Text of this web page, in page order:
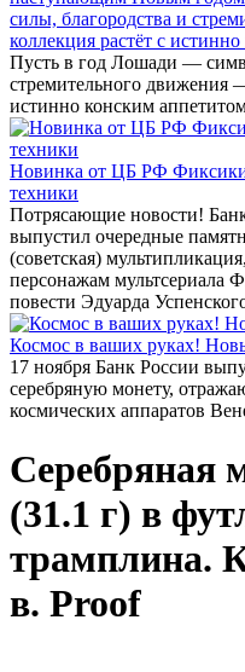
силы, благородства и
коллекция растёт с
Пусть в год Лошади —
стремительного движения
истинно конским
Новинка от ЦБ РФ Фиксики
техники
Потрясающие новости!
выпустил очередные
(советская)
персонажам мультсериала
повести Эдуарда
Космос в ваших руках!
17 ноября Банк России
серебряную монету,
космических аппаратов
Серебряная
(31.1 г) в
трамплина.
в. Proof